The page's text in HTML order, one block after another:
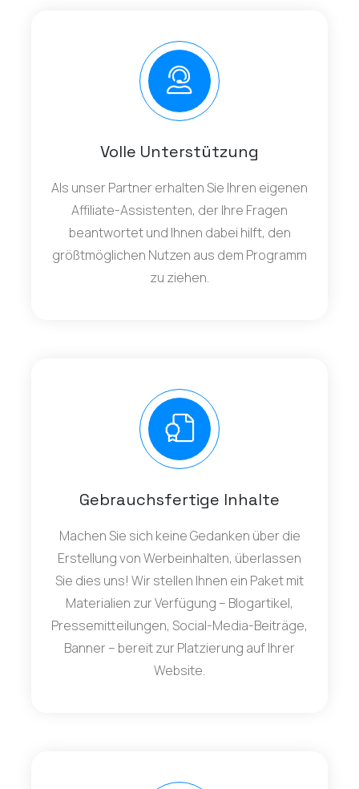
Volle Unterstützung
Als unser Partner erhalten Sie Ihren eigenen
Affiliate-Assistenten, der Ihre Fragen
beantwortet und Ihnen dabei hilft, den
größtmöglichen Nutzen aus dem Programm
zu ziehen.
Gebrauchsfertige Inhalte
Machen Sie sich keine Gedanken über die
Erstellung von Werbeinhalten, überlassen
Sie dies uns! Wir stellen Ihnen ein Paket mit
Materialien zur Verfügung – Blogartikel,
Pressemitteilungen, Social-Media-Beiträge,
Banner – bereit zur Platzierung auf Ihrer
Website.